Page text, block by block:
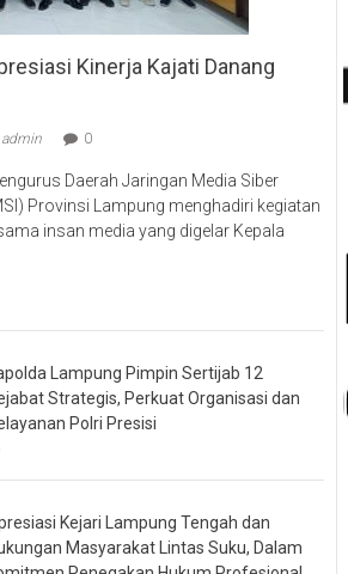
Kinerja Kajati Danang
admin 0
Daerah Jaringan Media Siber
Provinsi Lampung menghadiri kegiatan
insan media yang digelar Kepala
Lampung Pimpin Sertijab 12
Strategis, Perkuat Organisasi dan
Polri Presisi
Kejari Lampung Tengah dan
Masyarakat Lintas Suku, Dalam